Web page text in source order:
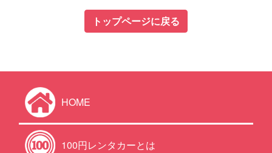
トップページに戻る
HOME
100円レンタカーとは